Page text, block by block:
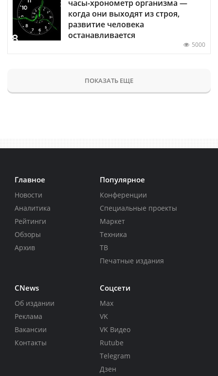
часы-хронометр организма —
когда они выходят из строя,
развитие человека
останавливается
5000
ПОКАЗАТЬ ЕЩЕ
Главное
Новости
Аналитика
Рейтинги
Обзоры
Архив
Популярное
Конференции
Специальные проекты
Маркет
Техника
ТВ
Печатные издания
CNews
Об издании
Реклама
Вакансии
Контакты
Соцсети
Max
VK
VK Видео
Rutube
Telegram
Дзен